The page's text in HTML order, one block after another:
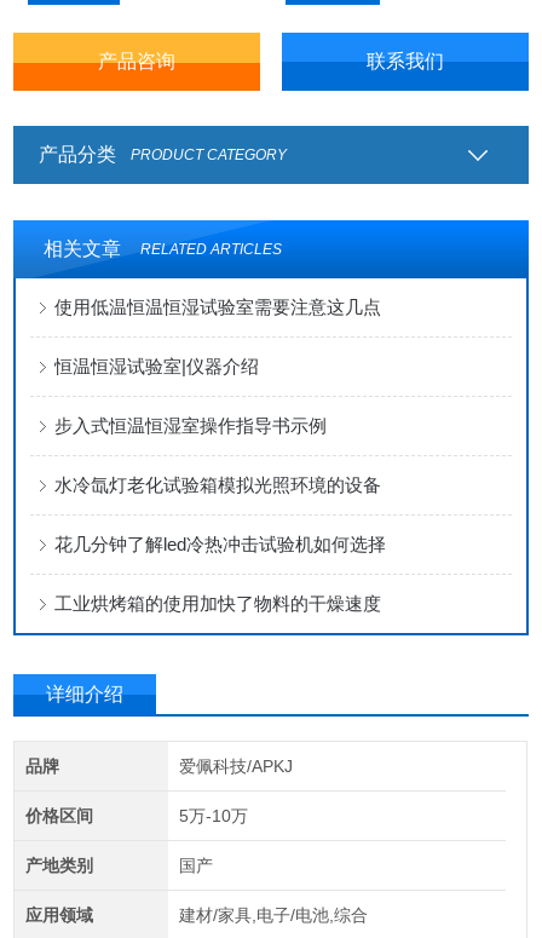
产品咨询 联系我们
产品分类 PRODUCT CATEGORY
相关文章 RELATED ARTICLES
使用低温恒温恒湿试验室需要注意这几点
恒温恒湿试验室|仪器介绍
步入式恒温恒湿室操作指导书示例
水冷氙灯老化试验箱模拟光照环境的设备
花几分钟了解led冷热冲击试验机如何选择
工业烘烤箱的使用加快了物料的干燥速度
详细介绍
品牌 爱佩科技/APKJ
价格区间 5万-10万
产地类别 国产
应用领域 建材/家具,电子/电池,综合